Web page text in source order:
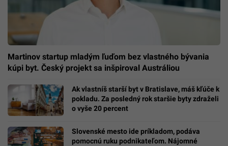
Martinov startup mladým ľuďom bez vlastného bývania
kúpi byt. Český projekt sa inšpiroval Austráliou
Ak vlastníš starší byt v Bratislave, máš kľúče k
pokladu. Za posledný rok staršie byty zdraželi
o vyše 20 percent
Slovenské mesto ide príkladom, podáva
pomocnú ruku podnikateľom. Nájomné